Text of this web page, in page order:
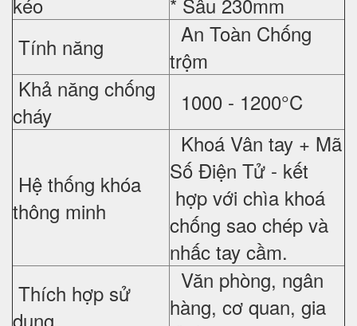
Tính năng
An Toàn Chống
trộm
Khả năng chống
cháy
1000 - 1200°C
Hệ thống khóa
thông minh
Khoá Vân tay + Mã
Số Điện Tử - kết
hợp với chìa khoá
chống sao chép và
nhấc tay cầm.
Thích hợp sử
dụng
Văn phòng, ngân
hàng, cơ quan, gia